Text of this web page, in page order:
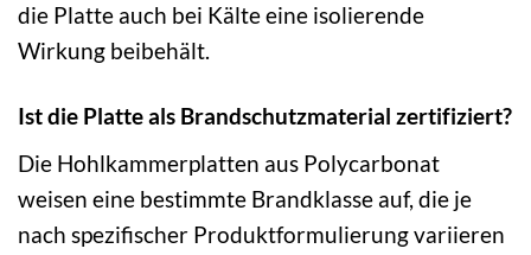
die Platte auch bei Kälte eine isolierende
Wirkung beibehält.
Ist die Platte als Brandschutzmaterial zertifiziert?
Die Hohlkammerplatten aus Polycarbonat
weisen eine bestimmte Brandklasse auf, die je
nach spezifischer Produktformulierung variieren